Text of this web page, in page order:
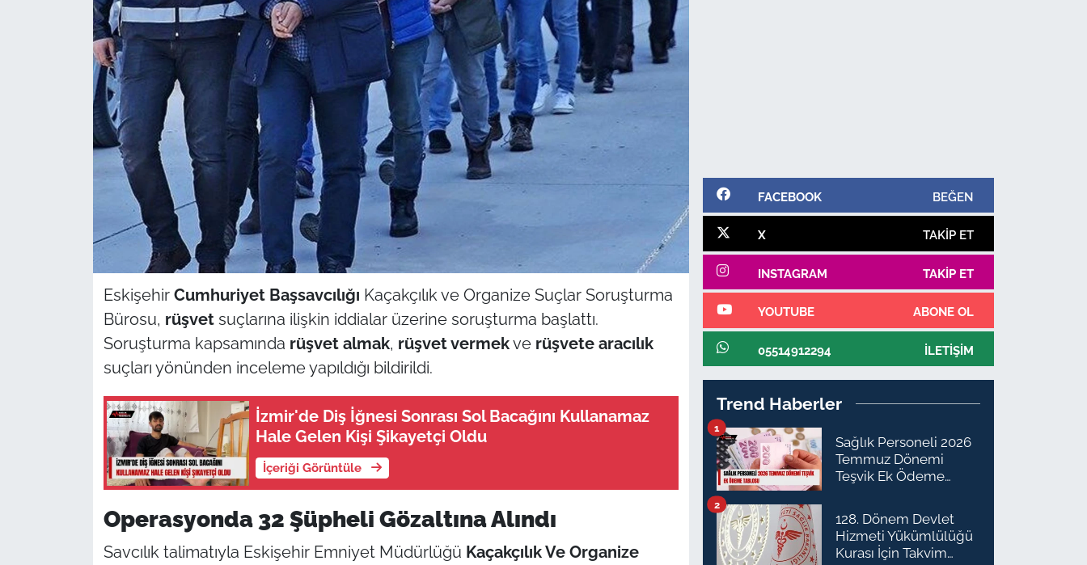
Eskişehir Cumhuriyet Başsavcılığı Kaçakçılık ve Organize Suçlar Soruşturma
Bürosu, rüşvetsuçlarına ilişkin iddialar üzerine soruşturma başlattı.
Soruşturma kapsamında rüşvet almak, rüşvet vermekve rüşvete aracılık
suçları yönünden inceleme yapıldığı bildirildi.
İzmir'de Diş İğnesi Sonrası Sol Bacağını Kullanamaz
Hale Gelen Kişi Şikayetçi Oldu
İçeriği Görüntüle
Operasyonda 32 Şüpheli Gözaltına Alındı
Savcılık talimatıyla Eskişehir Emniyet Müdürlüğü Kaçakçılık Ve Organize
FACEBOOK BEĞEN
X TAKIP ET
INSTAGRAM TAKIP ET
YOUTUBE ABONE OL
05514912294 İLETIŞIM
Trend Haberler
Sağlık Personeli 2026
Temmuz Dönemi
Teşvik Ek Ödeme
1
128. Dönem Devlet
Hizmeti Yükümlülüğü
Kurası İçin Takvim
2
Kamu Alımları